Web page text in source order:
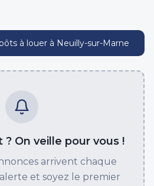
à louerà Neuilly-sur-Marne
? On veille pour vous !
arrivent chaque
et soyez le premier